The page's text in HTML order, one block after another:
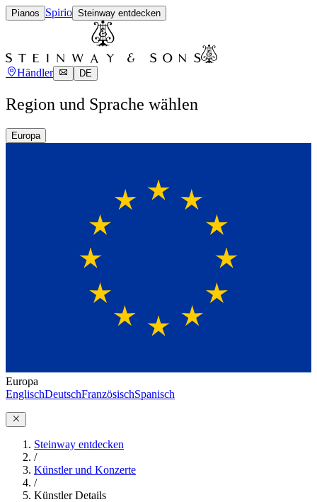
Pianos Spirio Steinway entdecken
Händler DE
Region und Sprache wählen
Europa
Europa
EnglischDeutschFranzösischSpanisch
Steinway entdecken
/
Künstler und Konzerte
/
Künstler Details